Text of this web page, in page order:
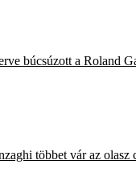
búcsúzott a Roland
többet vár az olasz